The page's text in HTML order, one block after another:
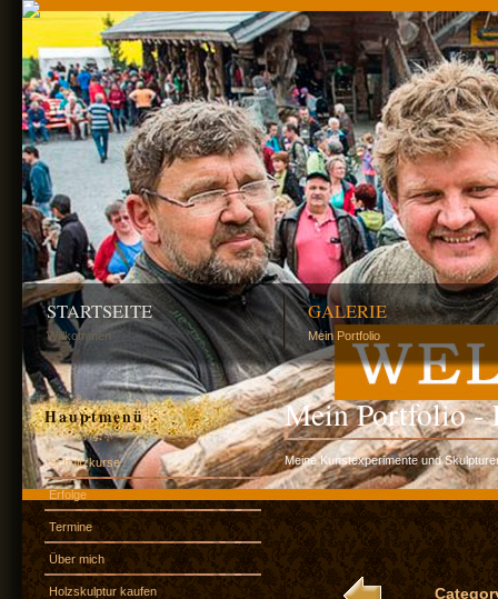
STARTSEITE
Willkommen
GALERIE
Mein Portfolio
Mein Portfolio -
Meine Kunstexperimente und
Hauptmenü
Schnitzkurse
Erfolge
Termine
Über mich
Holzskulptur kaufen